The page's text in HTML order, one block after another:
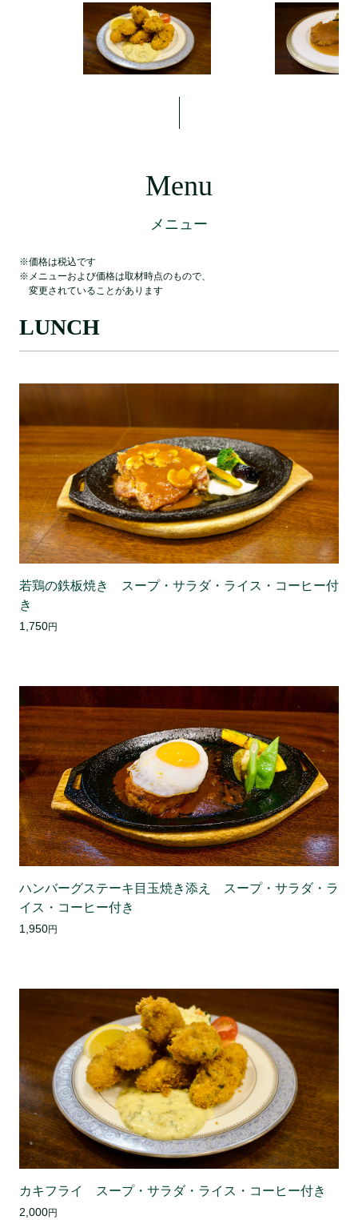
Menu
メニュー
※価格は税込です
※メニューおよび価格は取材時点のもので、
変更されていることがあります
LUNCH
若鶏の鉄板焼き スープ・サラダ・ライス・コーヒー付
き
1,750円
ハンバーグステーキ目玉焼き添え スープ・サラダ・ラ
イス・コーヒー付き
1,950円
カキフライ スープ・サラダ・ライス・コーヒー付き
2,000円